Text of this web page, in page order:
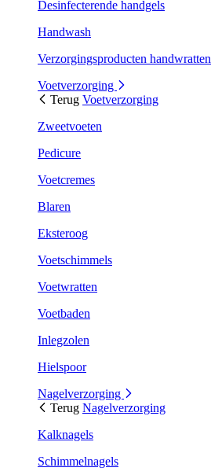
Desinfecterende handgels
Handwash
Verzorgingsproducten handwratten
Voetverzorging
Terug Voetverzorging
Zweetvoeten
Pedicure
Voetcremes
Blaren
Eksteroog
Voetschimmels
Voetwratten
Voetbaden
Inlegzolen
Hielspoor
Nagelverzorging
Terug Nagelverzorging
Kalknagels
Schimmelnagels